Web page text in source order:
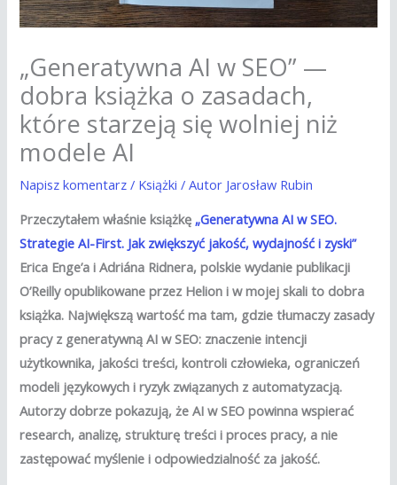
„Generatywna AI w SEO” —
dobra książka o zasadach,
które starzeją się wolniej niż
modele AI
Napisz komentarz / Książki / Autor Jarosław Rubin
Przeczytałem właśnie książkę „Generatywna AI w SEO.
Strategie AI-First. Jak zwiększyć jakość, wydajność i zyski”
Erica Enge’a i Adriána Ridnera, polskie wydanie publikacji
O’Reilly opublikowane przez Helion i w mojej skali to dobra
książka. Największą wartość ma tam, gdzie tłumaczy zasady
pracy z generatywną AI w SEO: znaczenie intencji
użytkownika, jakości treści, kontroli człowieka, ograniczeń
modeli językowych i ryzyk związanych z automatyzacją.
Autorzy dobrze pokazują, że AI w SEO powinna wspierać
research, analizę, strukturę treści i proces pracy, a nie
zastępować myślenie i odpowiedzialność za jakość.